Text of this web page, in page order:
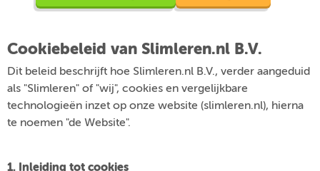
Cookiebeleid van Slimleren.nl B.V.
Dit beleid beschrijft hoe Slimleren.nl B.V., verder aangeduid
als "Slimleren" of "wij", cookies en vergelijkbare
technologieën inzet op onze website (slimleren.nl), hierna
te noemen "de Website".
1. Inleiding tot cookies